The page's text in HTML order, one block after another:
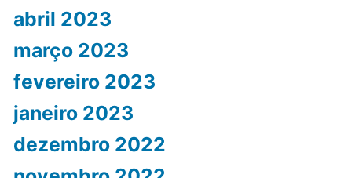
abril 2023
março 2023
fevereiro 2023
janeiro 2023
dezembro 2022